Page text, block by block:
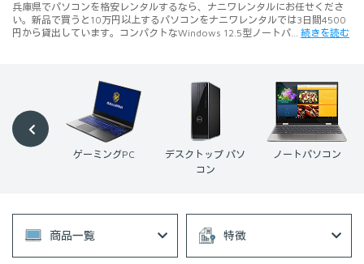
兵庫県でパソコンを格安レンタルするなら、ナニワレンタルにお任せくださ
い。新品で買うと10万円以上するパソコンをナニワレンタルでは3日間4500
円から貸出しています。コンパクトなWindows 12.5型ノートパ… 続きを読む
ゲーミングPC
デスクトップ パソ
コン
ノートパソコン
商品一覧 特徴